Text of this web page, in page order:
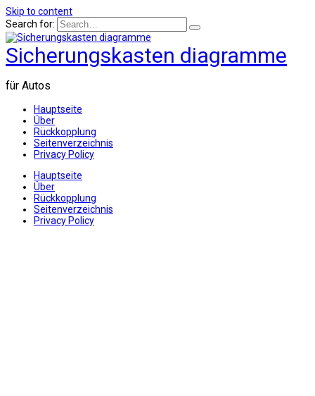
Skip to content
Search for:
Sicherungskasten diagramme
für Autos
Hauptseite
Über
Rückkopplung
Seitenverzeichnis
Privacy Policy
Hauptseite
Über
Rückkopplung
Seitenverzeichnis
Privacy Policy